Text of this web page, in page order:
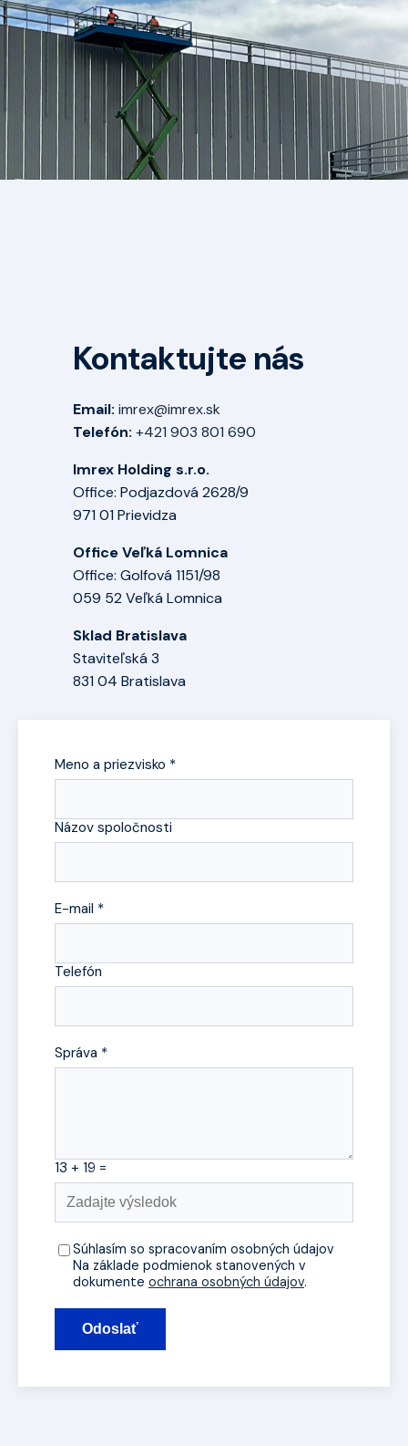
Kontaktujte nás
Email: imrex@imrex.sk
Telefón: +421 903 801 690
Imrex Holding s.r.o.
Office: Podjazdová 2628/9
971 01 Prievidza
Office Veľká Lomnica
Office: Golfová 1151/98
059 52 Veľká Lomnica
Sklad Bratislava
Staviteľská 3
831 04 Bratislava
Meno a priezvisko *
Názov spoločnosti
E-mail *
Telefón
Správa *
13 + 19 =
Súhlasím so spracovaním osobných údajov
Na základe podmienok stanovených v
dokumente ochrana osobných údajov.
Odoslať